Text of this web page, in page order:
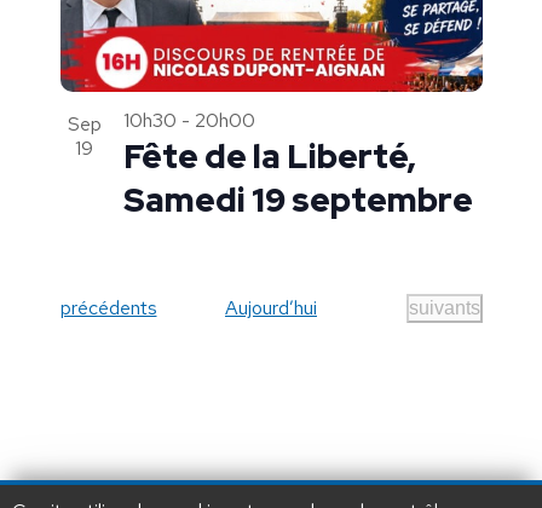
Sep
19
Fête de la Liberté,
Samedi 19 septembre
10h30 - 20h00
Évènements
précédents Aujourd’hui Évènements
suivants